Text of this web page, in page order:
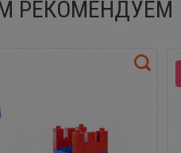
РЕКОМЕНДУЕМ